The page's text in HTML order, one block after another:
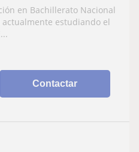
en Bachillerato Nacional
estudiando el
Contactar